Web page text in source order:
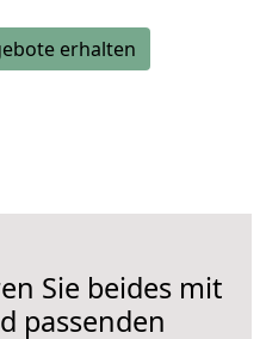
erhalten
Sie beides mit
passenden